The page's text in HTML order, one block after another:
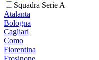
Squadra Serie A
Atalanta
Bologna
Cagliari
Como
Fiorentina
Frosinone